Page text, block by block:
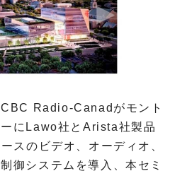
Radio-Canadがモント
にLawo社とArista社製品
スのビデオ、オーディオ、
御システムを導入、本セミ